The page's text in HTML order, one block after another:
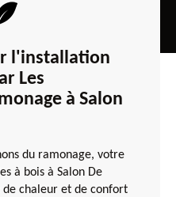
l'installation
Les
à Salon
du ramonage, votre
à bois à Salon De
de chaleur et de confort